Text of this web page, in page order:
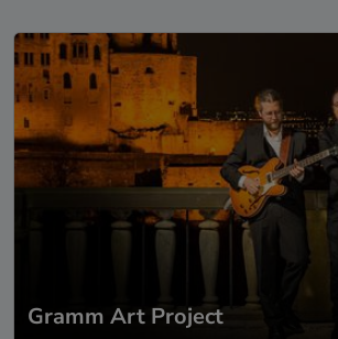
Gramm Art Project